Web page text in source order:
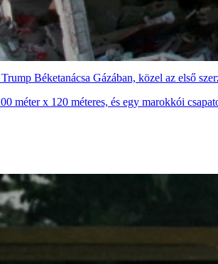
Béketanácsa Gázában, közel az első
méter x 120 méteres, és egy marokkói